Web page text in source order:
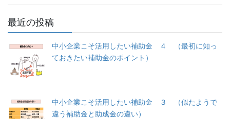
最近の投稿
中小企業こそ活用したい補助金 ４ （最初に知っ
ておきたい補助金のポイント）
中小企業こそ活用したい補助金 ３ （似たようで
違う補助金と助成金の違い）